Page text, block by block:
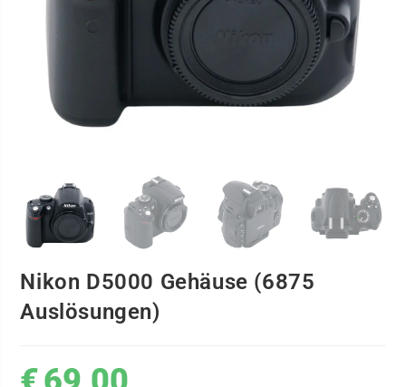
Nikon D5000 Gehäuse (6875
Auslösungen)